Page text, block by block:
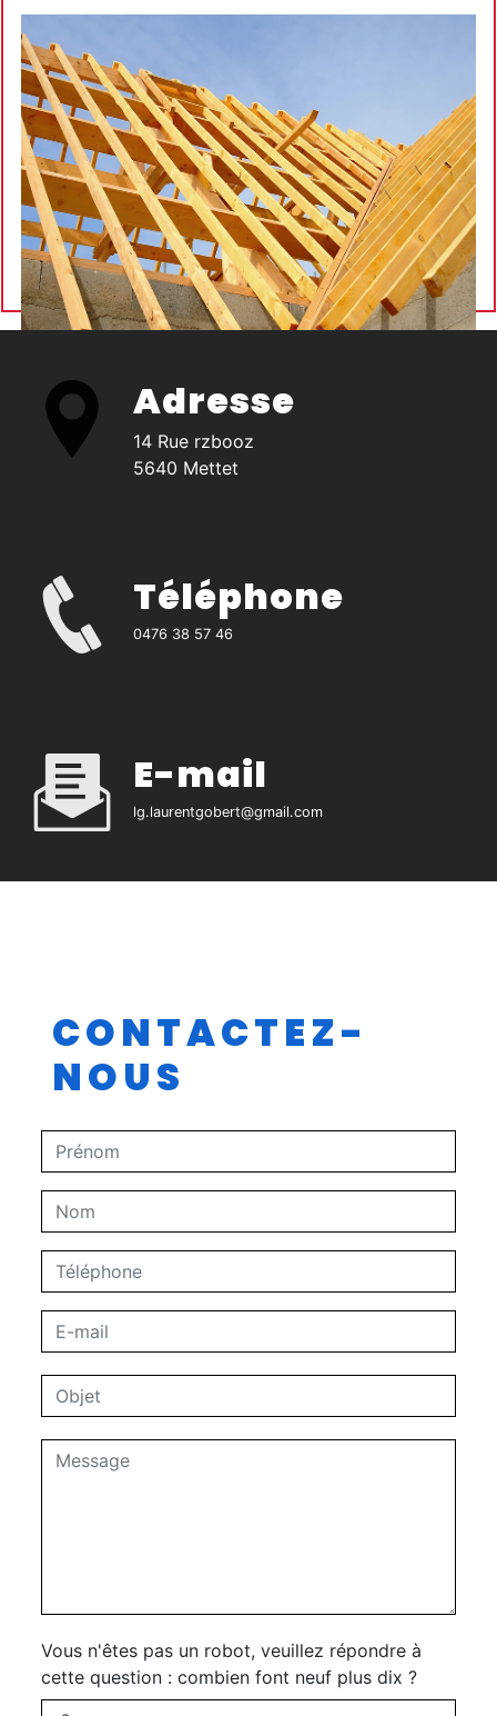
Adresse
14 Rue rzbooz
5640 Mettet
Téléphone
0476 38 57 46
E-mail
lg.laurentgobert@gmail.com
CONTACTEZ-
NOUS
Vous n'êtes pas un robot, veuillez répondre à
cette question : combien font neuf plus dix ?